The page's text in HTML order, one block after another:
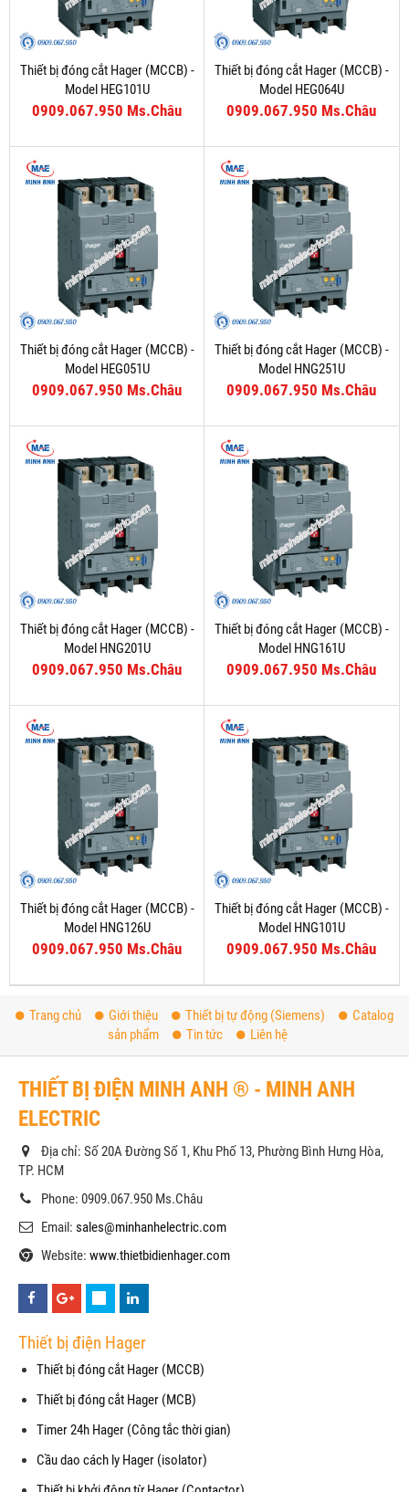
Thiết bị đóng cắt Hager (MCCB) -
Model HEG101U
0909.067.950 Ms.Châu
Thiết bị đóng cắt Hager (MCCB) -
Model HEG064U
0909.067.950 Ms.Châu
Thiết bị đóng cắt Hager (MCCB) -
Model HEG051U
0909.067.950 Ms.Châu
Thiết bị đóng cắt Hager (MCCB) -
Model HNG251U
0909.067.950 Ms.Châu
Thiết bị đóng cắt Hager (MCCB) -
Model HNG201U
0909.067.950 Ms.Châu
Thiết bị đóng cắt Hager (MCCB) -
Model HNG161U
0909.067.950 Ms.Châu
Thiết bị đóng cắt Hager (MCCB) -
Model HNG126U
0909.067.950 Ms.Châu
Thiết bị đóng cắt Hager (MCCB) -
Model HNG101U
0909.067.950 Ms.Châu
Trang chủ Giới thiệu Thiết bị tự động (Siemens)
Catalog
sản phẩm
Tin tức Liên hệ
THIẾT BỊ ĐIỆN MINH ANH ® - MINH ANH
ELECTRIC
Địa chỉ: Số 20A Đường Số 1, Khu Phố 13, Phường Bình Hưng Hòa,
TP. HCM
Phone: 0909.067.950 Ms.Châu
Email: sales@minhanhelectric.com
Website: www.thietbidienhager.com
Thiết bị điện Hager
Thiết bị đóng cắt Hager (MCCB)
Thiết bị đóng cắt Hager (MCB)
Timer 24h Hager (Công tắc thời gian)
Cầu dao cách ly Hager (isolator)